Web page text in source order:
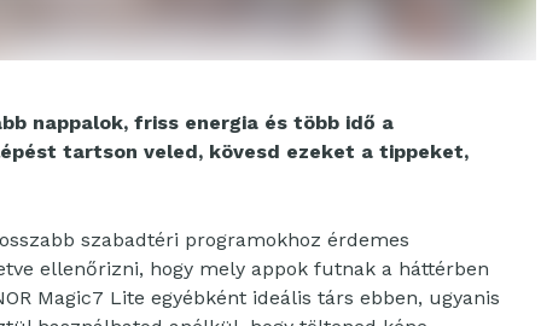
nappalok, friss energia és több idő a
tartson veled, kövesd ezeket a tippeket,
szabadtéri programokhoz érdemes
ellenőrizni, hogy mely appok futnak a háttérben
Magic7 Lite egyébként ideális társ ebben, ugyanis